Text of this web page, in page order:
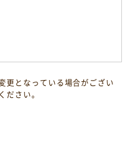
更となっている場合がござい
ださい。